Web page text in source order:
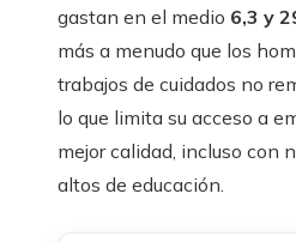
gastan en el medio 6,3 y
más a menudo que los
trabajos de cuidados no
lo que limita su acceso a
mejor calidad, incluso con
altos de educación.